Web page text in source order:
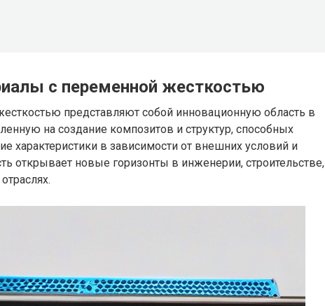
с переменной жесткостью
представляют собой инновационную область в
на создание композитов и структур, способных
характеристики в зависимости от внешних условий и
открывает новые горизонты в инженерии, строительстве,